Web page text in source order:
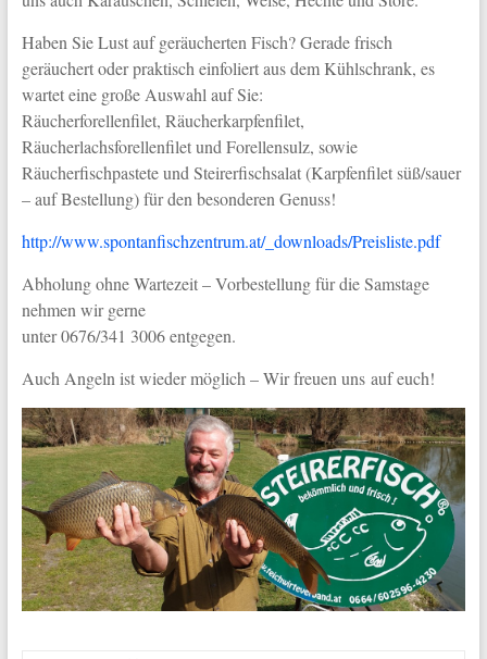
Haben Sie Lust auf geräucherten Fisch? Gerade frisch
geräuchert oder praktisch einfoliert aus dem Kühlschrank, es
wartet eine große Auswahl auf Sie:
Räucherforellenfilet, Räucherkarpfenfilet,
Räucherlachsforellenfilet und Forellensulz, sowie
Räucherfischpastete und Steirerfischsalat (Karpfenfilet süß/sauer
– auf Bestellung) für den besonderen Genuss!
http://www.spontanfischzentrum.at/_downloads/Preisliste.pdf
Abholung ohne Wartezeit – Vorbestellung für die Samstage
nehmen wir gerne
unter 0676/341 3006 entgegen.
Auch Angeln ist wieder möglich – Wir freuen uns auf euch!